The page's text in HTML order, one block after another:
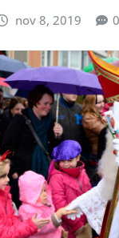
nov 8, 2019 0